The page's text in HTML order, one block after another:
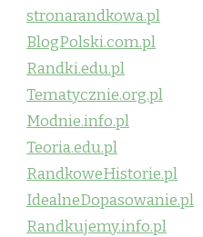
stronarandkowa.pl
BlogPolski.com.pl
Randki.edu.pl
Tematycznie.org.pl
Modnie.info.pl
Teoria.edu.pl
RandkoweHistorie.pl
IdealneDopasowanie.pl
Randkujemy.info.pl